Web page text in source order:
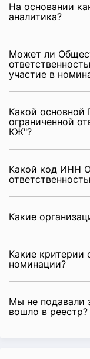
На основании
аналитика?
Может ли
участие в
Какой
ограниченной
КЖ"?
Какой код ИНН
Какие
Какие критерии
номинации?
Мы не подавали
вошло в реестр?